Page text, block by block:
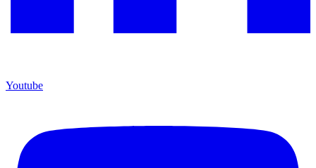
Youtube